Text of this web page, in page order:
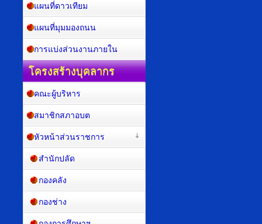
แผนที่ดาวเทียม
แผนที่มุมมองถนน
การแบ่งส่วนงานภายใน
โครงสร้างบุคลากร
คณะผู้บริหาร
สมาชิกสภาอบต
หัวหน้าส่วนราชการ
สำนักปลัด
กองคลัง
กองช่าง